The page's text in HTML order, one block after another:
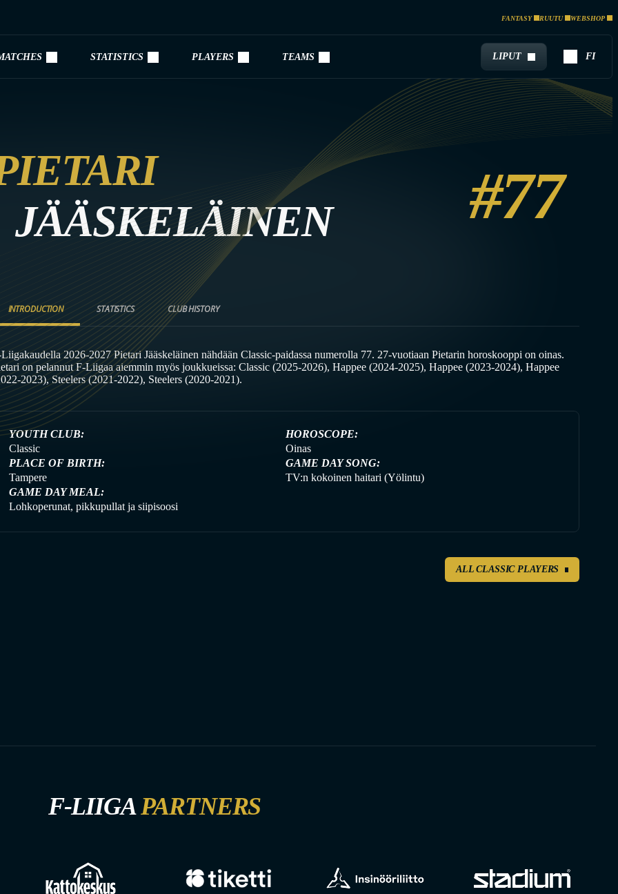
FANTASY RUUTU WEBSHOP
STATISTICS PLAYERS TEAMS LIPUT FI
JÄÄSKELÄINEN
#77
INTRODUCTION STATISTICS CLUB HISTORY
2026-2027 Pietari Jääskeläinen nähdään Classic-paidassa numerolla 77. 27-vuotiaan Pietarin horoskooppi on oinas.
on pelannut F-Liigaa aiemmin myös joukkueissa: Classic (2025-2026), Happee (2024-2025), Happee (2023-2024), Happee
2023), Steelers (2021-2022), Steelers (2020-2021).
YOUTH CLUB:
Classic
HOROSCOPE:
Oinas
PLACE OF BIRTH:
Tampere
GAME DAY SONG:
TV:n kokoinen haitari (Yölintu)
GAME DAY MEAL:
Lohkoperunat, pikkupullat ja siipisoosi
ALL CLASSIC PLAYERS
F-LIIGAPARTNERS